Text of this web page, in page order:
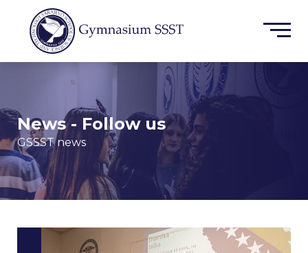
News - Follow us
GSSST news